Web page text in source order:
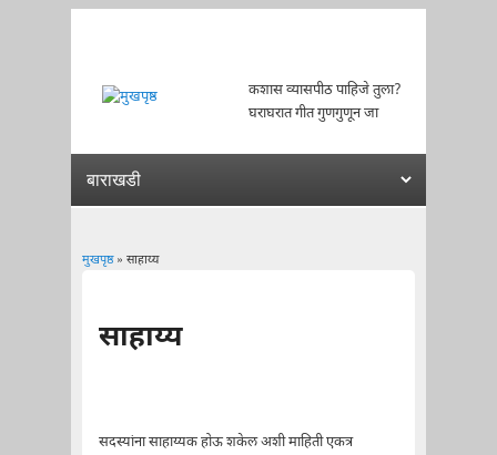
कशास व्यासपीठ पाहिजे तुला?
घराघरात गीत गुणगुणून जा
मुखपृष्ठ» साहाय्य
साहाय्य
सदस्यांना साहाय्यक होऊ शकेल अशी माहिती एकत्र